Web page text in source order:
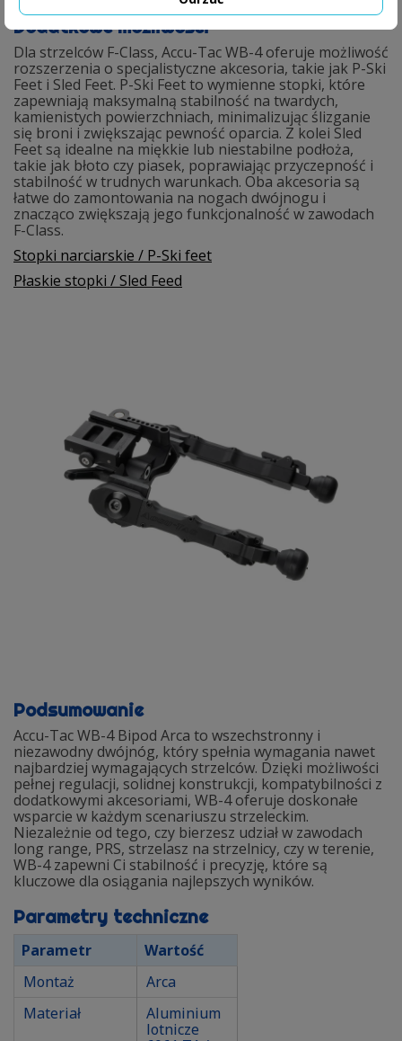
Dodatkowe możliwości
Dla strzelców F-Class, Accu-Tac WB-4 oferuje możliwość
rozszerzenia o specjalistyczne akcesoria, takie jak P-Ski
Feet i Sled Feet. P-Ski Feet to wymienne stopki, które
zapewniają maksymalną stabilność na twardych,
kamienistych powierzchniach, minimalizując ślizganie
się broni i zwiększając pewność oparcia. Z kolei Sled
Feet są idealne na miękkie lub niestabilne podłoża,
takie jak błoto czy piasek, poprawiając przyczepność i
stabilność w trudnych warunkach. Oba akcesoria są
łatwe do zamontowania na nogach dwójnogu i
znacząco zwiększają jego funkcjonalność w zawodach
F-Class.
Stopki narciarskie / P-Ski feet
Płaskie stopki / Sled Feed
Podsumowanie
Accu-Tac WB-4 Bipod Arca to wszechstronny i
niezawodny dwójnóg, który spełnia wymagania nawet
najbardziej wymagających strzelców. Dzięki możliwości
pełnej regulacji, solidnej konstrukcji, kompatybilności z
dodatkowymi akcesoriami, WB-4 oferuje doskonałe
wsparcie w każdym scenariuszu strzeleckim.
Niezależnie od tego, czy bierzesz udział w zawodach
long range, PRS, strzelasz na strzelnicy, czy w terenie,
WB-4 zapewni Ci stabilność i precyzję, które są
kluczowe dla osiągania najlepszych wyników.
Parametry techniczne
Parametr
Wartość
Montaż
Arca
Materiał
Aluminium
lotnicze